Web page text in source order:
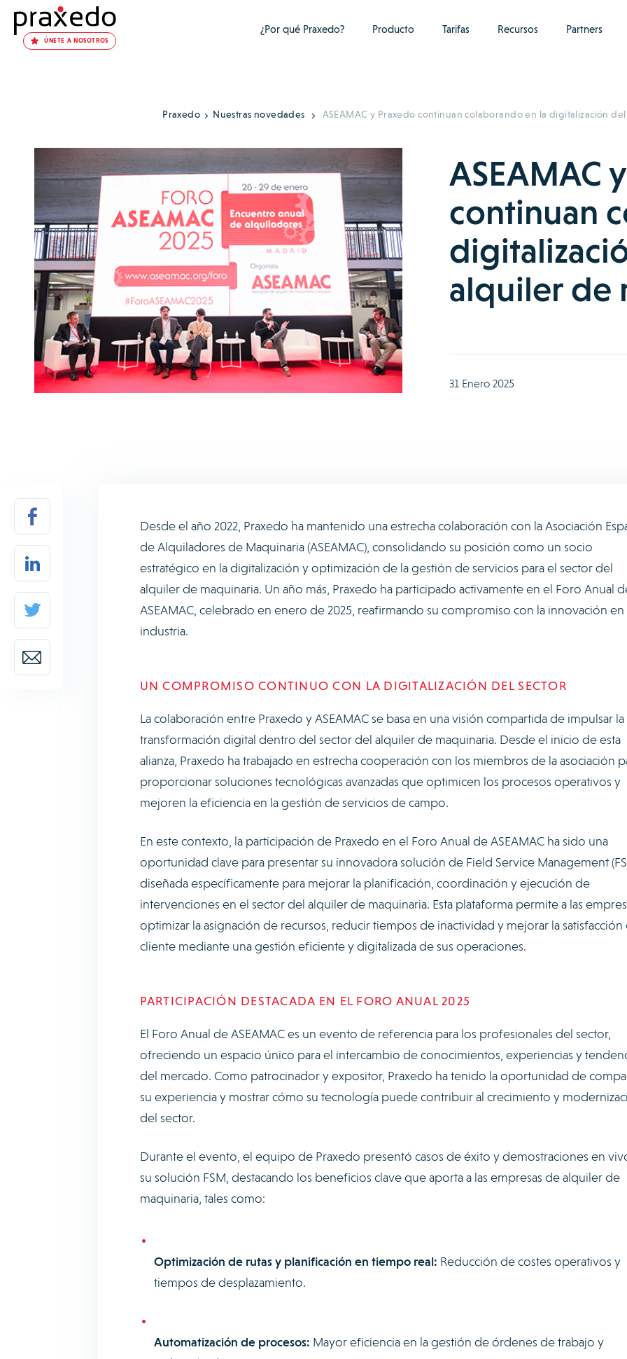
ÚNETE A NOSOTROS
¿Por qué Praxedo? Producto Tarifas Recursos Partners
Praxedo Nuestras novedades ASEAMAC y Praxedo continuan colaborando en la digitalización
ASEAMAC
continuan
alquiler de
31 Enero 2025
Desde el año 2022, Praxedo ha mantenido una estrecha colaboración con la Asociación
de Alquiladores de Maquinaria (ASEAMAC), consolidando su posición como un socio
estratégico en la digitalización y optimización de la gestión de servicios para el sector del
alquiler de maquinaria. Un año más, Praxedo ha participado activamente en el Foro Anual
ASEAMAC, celebrado en enero de 2025, reafirmando su compromiso con la innovación en
industria.
UN COMPROMISO CONTINUO CON LA DIGITALIZACIÓN DEL SECTOR
La colaboración entre Praxedo y ASEAMAC se basa en una visión compartida de impulsar la
transformación digital dentro del sector del alquiler de maquinaria. Desde el inicio de esta
alianza, Praxedo ha trabajado en estrecha cooperación con los miembros de la asociación
proporcionar soluciones tecnológicas avanzadas que optimicen los procesos operativos y
mejoren la eficiencia en la gestión de servicios de campo.
En este contexto, la participación de Praxedo en el Foro Anual de ASEAMAC ha sido una
oportunidad clave para presentar su innovadora solución de Field Service Management
diseñada específicamente para mejorar la planificación, coordinación y ejecución de
intervenciones en el sector del alquiler de maquinaria. Esta plataforma permite a las
optimizar la asignación de recursos, reducir tiempos de inactividad y mejorar la satisfacción
cliente mediante una gestión eficiente y digitalizada de sus operaciones.
PARTICIPACIÓN DESTACADA EN EL FORO ANUAL 2025
El Foro Anual de ASEAMAC es un evento de referencia para los profesionales del sector,
ofreciendo un espacio único para el intercambio de conocimientos, experiencias y
del mercado. Como patrocinador y expositor, Praxedo ha tenido la oportunidad de
su experiencia y mostrar cómo su tecnología puede contribuir al crecimiento y
del sector.
Durante el evento, el equipo de Praxedo presentó casos de éxito y demostraciones en
su solución FSM, destacando los beneficios clave que aporta a las empresas de alquiler de
maquinaria, tales como:
Optimización de rutas y planificación en tiempo real: Reducción de costes operativos y
tiempos de desplazamiento.
Automatización de procesos: Mayor eficiencia en la gestión de órdenes de trabajo y